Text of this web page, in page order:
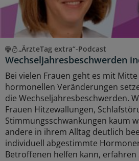
„ÄrzteTag extra“-Podcast
Wechseljahresbeschwerden
Bei vielen Frauen geht es mit
hormonellen Veränderungen
die Wechseljahresbeschwerden.
Frauen Hitzewallungen,
Stimmungsschwankungen kaum
andere in ihrem Alltag deutlich
individuell abgestimmte
Betroffenen helfen kann, erfahren